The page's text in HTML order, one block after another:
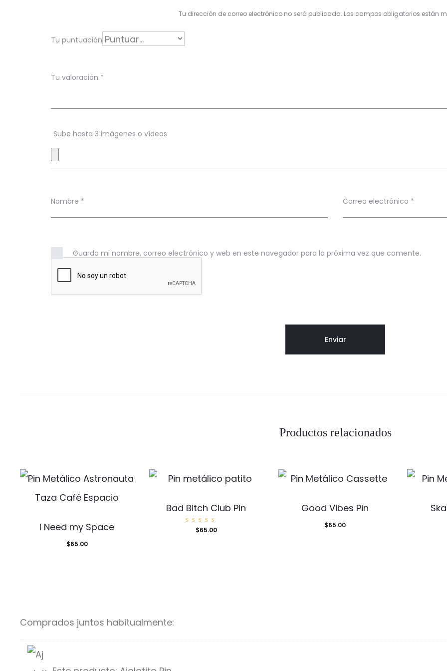
r
c
n
e
Tu dirección de correo electrónico no será publicada. Los campos obligatorios están
Tu puntuación
Tu valoración *
Sube hasta 3 imágenes o vídeos
Nombre * Correo electrónico *
Guarda mi nombre, correo electrónico y web en este navegador para la próxima vez que comente.
Productos relacionados
I Need my Space
$65.00
Bad Bitch Club Pin
Valorad
o con
$65.00
Good Vibes Pin
$65.00
Comprados juntos habitualmente: